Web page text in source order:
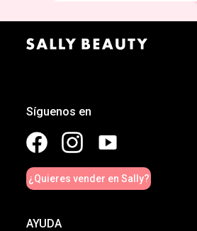
Síguenos en
¿Quieres vender en Sally?
AYUDA